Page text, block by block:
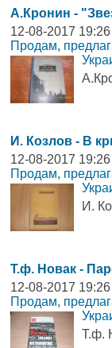
А.Кронин -
12-08-2017 19:26
Продам,
И. Козлов - В
12-08-2017 19:26
Продам,
И.
Т.ф. Новак -
12-08-2017 19:26
Продам,
Т.ф.